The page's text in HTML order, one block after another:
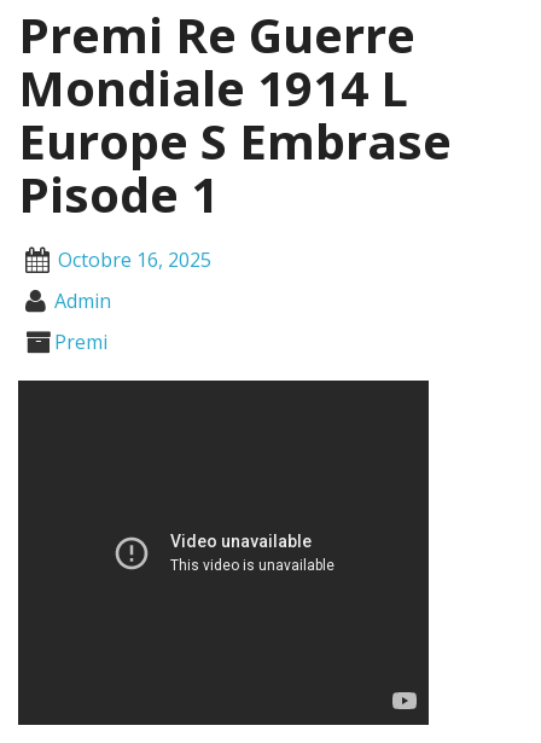
Premi Re Guerre
Mondiale 1914 L
Europe S Embrase
Pisode 1
Octobre 16, 2025
Admin
Premi